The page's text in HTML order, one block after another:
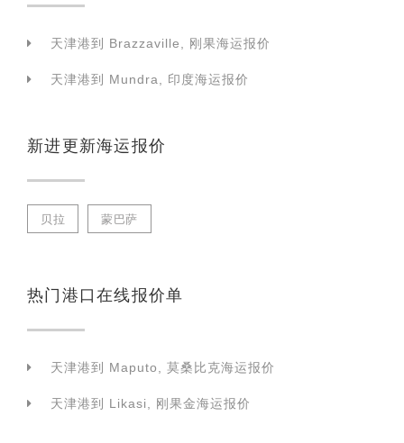
天津港到 Brazzaville, 刚果海运报价
天津港到 Mundra, 印度海运报价
新进更新海运报价
贝拉 蒙巴萨
热门港口在线报价单
天津港到 Maputo, 莫桑比克海运报价
天津港到 Likasi, 刚果金海运报价